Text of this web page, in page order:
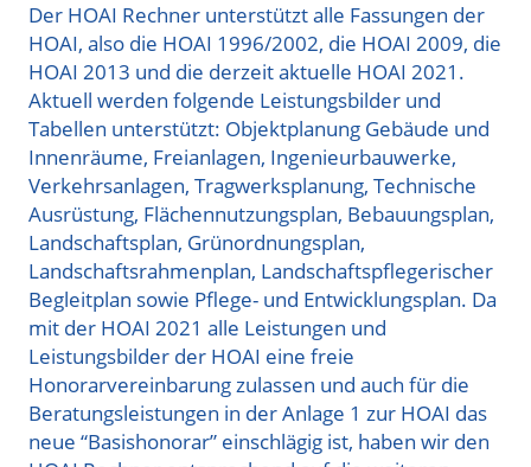
Der HOAI Rechner unterstützt alle Fassungen der
HOAI, also die HOAI 1996/2002, die HOAI 2009, die
HOAI 2013 und die derzeit aktuelle HOAI 2021.
Aktuell werden folgende Leistungsbilder und
Tabellen unterstützt: Objektplanung Gebäude und
Innenräume, Freianlagen, Ingenieurbauwerke,
Verkehrsanlagen, Tragwerksplanung, Technische
Ausrüstung, Flächennutzungsplan, Bebauungsplan,
Landschaftsplan, Grünordnungsplan,
Landschaftsrahmenplan, Landschaftspflegerischer
Begleitplan sowie Pflege- und Entwicklungsplan. Da
mit der HOAI 2021 alle Leistungen und
Leistungsbilder der HOAI eine freie
Honorarvereinbarung zulassen und auch für die
Beratungsleistungen in der Anlage 1 zur HOAI das
neue “Basishonorar” einschlägig ist, haben wir den